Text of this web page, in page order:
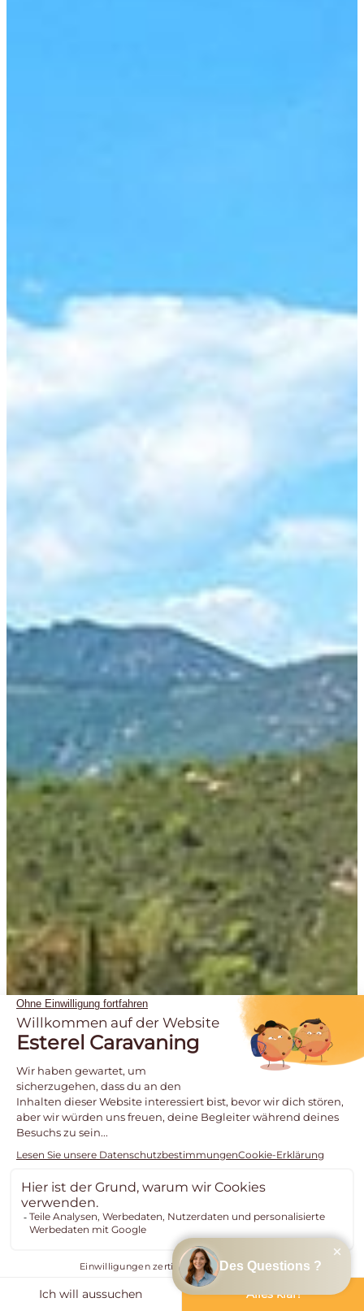
ERLEBNISBAD
Estererel Côte d’Azur ist der Ort, an dem Sie Spaß und
Entspannung infamiliärer Atmosphäre
verbinden können. Profitieren Sie, indem Sie eine
Unterkunft auf unserem Platz mieten, von den
Schwimmbecken des Erlebnisbads. Entdecken Sie 5
Becken, 5 Rutschen (darunter einBlack Hole),
Als Mittelpunkt unseres Campingplatzes beinhaltet
unserErlebnisbad
einHallenbad für Kinder. Baden Sie in einem echten
exotischen Dekor inmitten von Palmen. Nach
entspannenden Momenten können Groß und Klein auf
zahlreichen Rutschenhinabsausen.